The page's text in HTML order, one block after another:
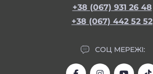
+38 (067) 931 26 48
+38 (067) 442 52 52
СОЦ МЕРЕЖІ: